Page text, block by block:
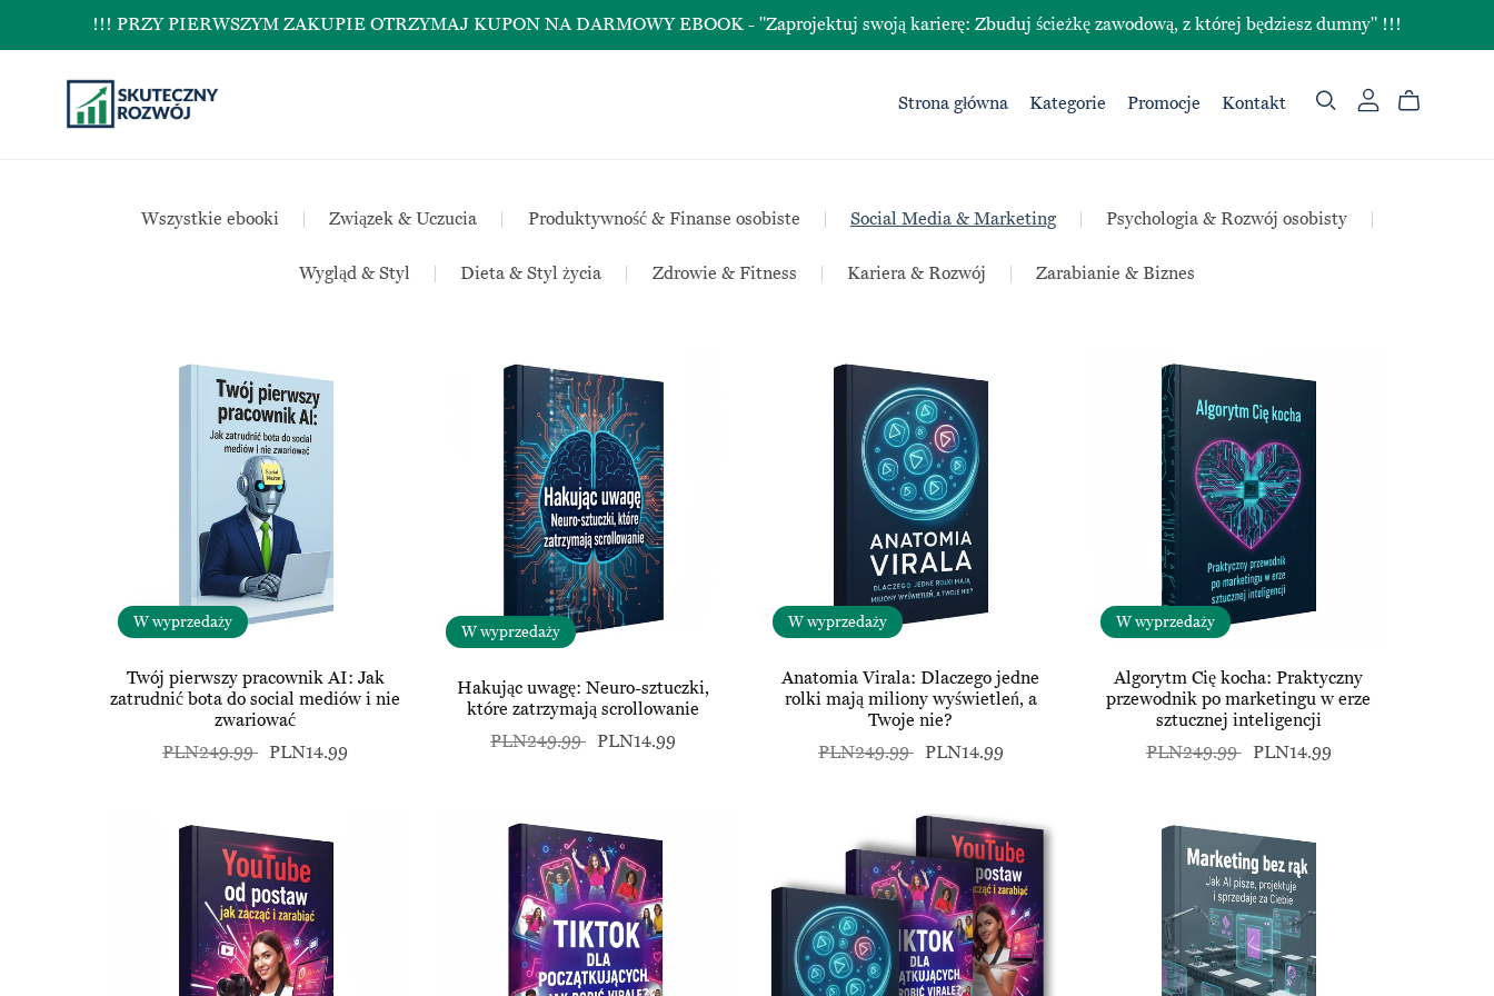
!!! PRZY PIERWSZYM ZAKUPIE OTRZYMAJ KUPON NA DARMOWY EBOOK - "Zaprojektuj swoją karierę: Zbuduj ścieżkę zawodową, z której będziesz dumny" !!!
Strona główna Kategorie Promocje Kontakt
Wszystkie ebooki | Związek & Uczucia | Produktywność & Finanse osobiste | Social Media & Marketing | Psychologia & Rozwój osobisty |
Wygląd & Styl | Dieta & Styl życia | Zdrowie & Fitness | Kariera & Rozwój | Zarabianie & Biznes
W wyprzedaży
Twój pierwszy pracownik AI: Jak
zatrudnić bota do social mediów i nie
zwariować
PLN249.99 PLN14.99
W wyprzedaży
Hakując uwagę: Neuro-sztuczki,
które zatrzymają scrollowanie
PLN249.99 PLN14.99
W wyprzedaży
Anatomia Virala: Dlaczego jedne
rolki mają miliony wyświetleń, a
Twoje nie?
PLN249.99 PLN14.99
W wyprzedaży
Algorytm Cię kocha: Praktyczny
przewodnik po marketingu w erze
sztucznej inteligencji
PLN249.99 PLN14.99